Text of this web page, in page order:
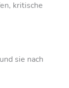
kritische
sie nach